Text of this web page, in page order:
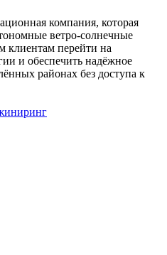
компания, которая
ветро‑солнечные
клиентам перейти на
и обеспечить надёжное
районах без доступа к